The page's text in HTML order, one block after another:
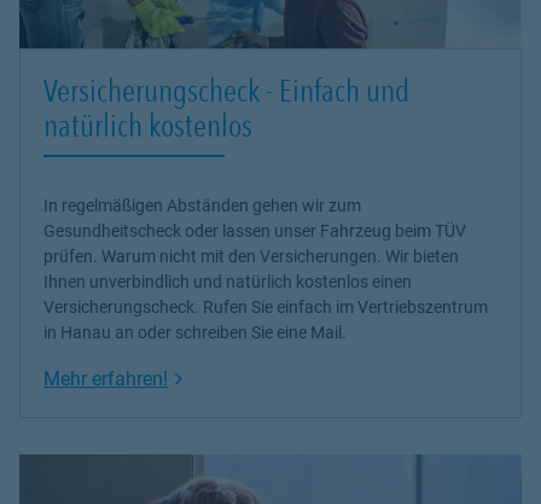
Versicherungscheck - Einfach und
natürlich kostenlos
In regelmäßigen Abständen gehen wir zum
Gesundheitscheck oder lassen unser Fahrzeug beim TÜV
prüfen. Warum nicht mit den Versicherungen. Wir bieten
Ihnen unverbindlich und natürlich kostenlos einen
Versicherungscheck. Rufen Sie einfach im Vertriebszentrum
in Hanau an oder schreiben Sie eine Mail.
Mehr erfahren! Link Opens in New Tab